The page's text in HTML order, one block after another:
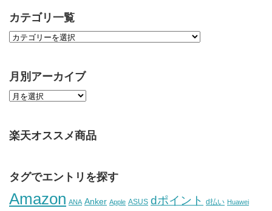
カテゴリ一覧
月別アーカイブ
楽天オススメ商品
タグでエントリを探す
Amazon ANA Anker Apple ASUS dポイント d払い Huawei